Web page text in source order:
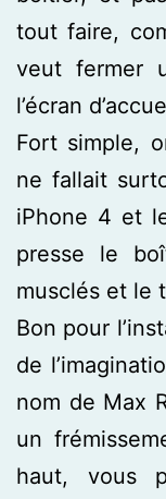
tout faire,
veut fermer
l’écran
Fort simple,
ne fallait
iPhone 4 et
presse le
musclés et le
Bon pour
de
nom de Max
un
haut, vous